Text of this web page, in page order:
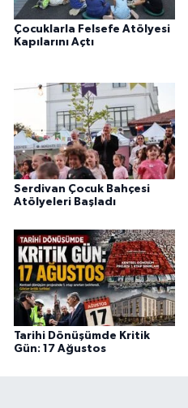
Çocuklarla Felsefe Atölyesi
Kapılarını Açtı
Serdivan Çocuk Bahçesi
Atölyeleri Başladı
Tarihi Dönüşümde Kritik
Gün: 17 Ağustos